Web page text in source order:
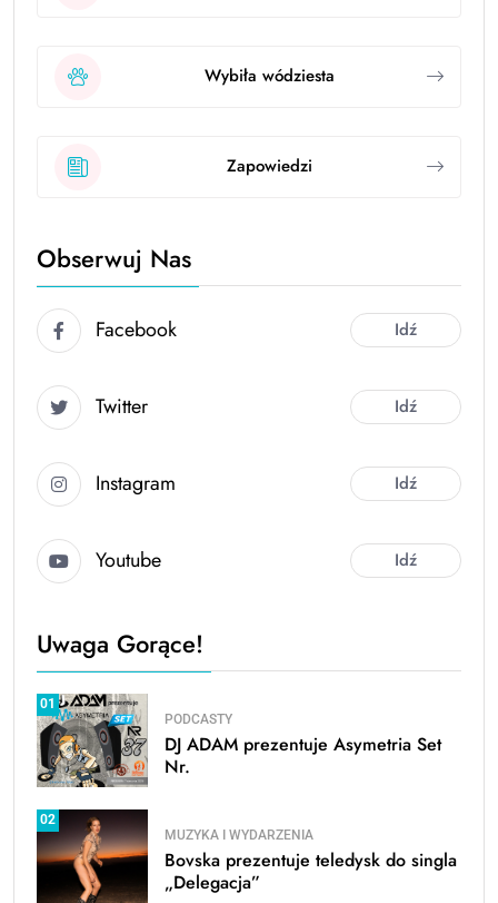
Wybiła wódziesta
Zapowiedzi
Obserwuj Nas
Facebook Idź
Twitter Idź
Instagram Idź
Youtube Idź
Uwaga Gorące!
01
PODCASTY
DJ ADAM prezentuje Asymetria Set
Nr.
02
MUZYKA I WYDARZENIA
Bovska prezentuje teledysk do singla
„Delegacja”